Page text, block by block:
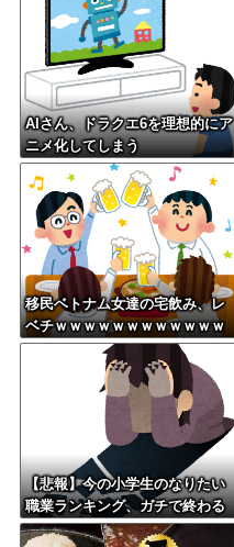
AIさん、ドラクエ6を理想的にア
ニメ化してしまう
移民ベトナム女達の宅飲み、レ
ベチｗｗｗｗｗｗｗｗｗｗｗｗ
ｗｗｗｗｗｗｗｗｗｗｗｗ
【悲報】今の小学生のなりたい
職業ランキング、ガチで終わる